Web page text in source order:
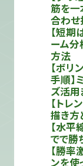
筋を一
合わせ
【短期
ーム分
方法
【ボリ
手順】
ズ活用
【トレ
描き方
【水平
でで勝
【勝率
ンを使